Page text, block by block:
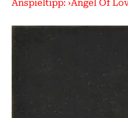
Anspieltipp: ›Angel Of